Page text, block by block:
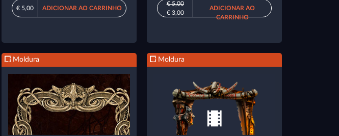
€ 5,00 ADICIONAR AO CARRINHO
€ 5,00
€ 3,00
ADICIONAR AO
CARRINHO
Moldura Moldura